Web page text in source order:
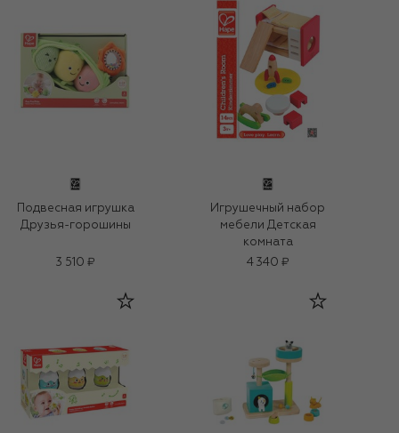
Подвесная игрушка
Друзья-горошины
3 510 ₽
Игрушечный набор
мебели Детская
комната
4 340 ₽